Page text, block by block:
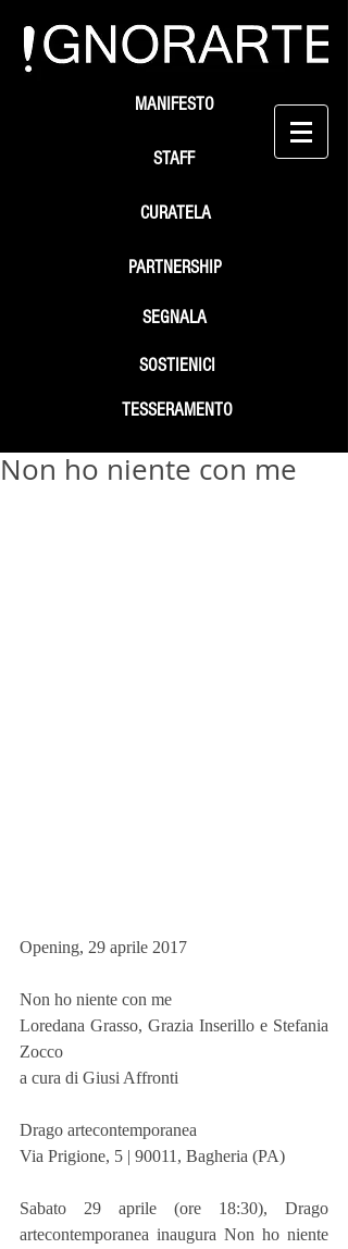
STAFF
SEGNALA
SOSTIENICI
MANIFESTO
PARTNERSHIP
TESSERAMENTO
CURATELA
Non ho niente con me
Opening, 29 aprile 2017
Non ho niente con me
Loredana Grasso, Grazia Inserillo e Stefania
Zocco
a cura di Giusi Affronti
Drago artecontemporanea
Via Prigione, 5 | 90011, Bagheria (PA)
Sabato 29 aprile (ore 18:30), Drago
artecontemporanea inaugura Non ho niente